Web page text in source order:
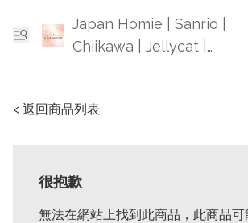
Japan Homie | Sanrio |
Chiikawa | Jellycat |
< 返回商品列表
很抱歉
無法在網站上找到此商品，此商品可